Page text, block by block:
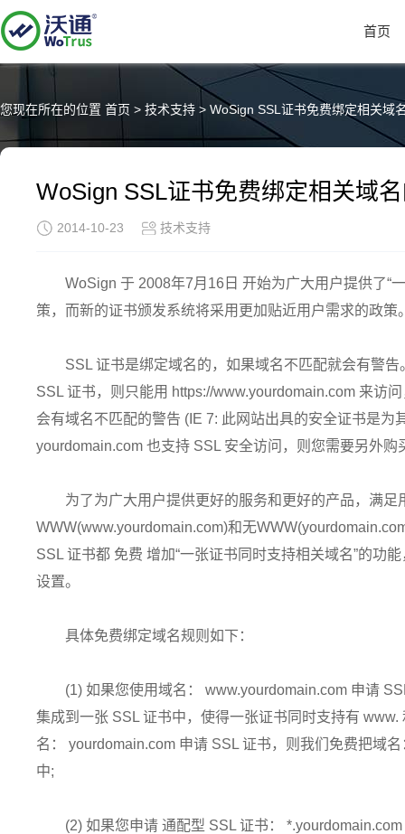
首页
您现在所在的位置 首页 > 技术支持 > WoSign SSL证书免费绑定相关域
WoSign SSL证书免费绑定相关域
2014-10-23 技术支持
WoSign 于 2008年7月16日 开始为广大用户提供了“
策，而新的证书颁发系统将采用更加贴近用户需求的政策
SSL 证书是绑定域名的，如果域名不匹配就会有警
SSL 证书，则只能用 https://www.yourdomain.com 来访
会有域名不匹配的警告 (IE 7: 此网站出具的安全证书是为
yourdomain.com 也支持 SSL 安全访问，则您需要另外购
为了为广大用户提供更好的服务和更好的产品，满足
WWW(www.yourdomain.com)和无
SSL 证书都 免费 增加“一张证书同时支持相关域名”的功
设置。
具体免费绑定域名规则如下：
(1) 如果您使用域名： www.yourdomain.com 申请
集成到一张 SSL 证书中，使得一张证书同时支持有
名： yourdomain.com 申请 SSL 证书，则我们免费把域
中;
(2) 如果您申请 通配型 SSL 证书：